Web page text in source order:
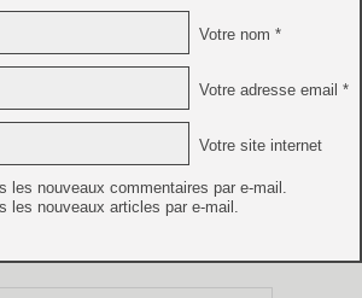
Votre nom *
Votre adresse email *
Votre site internet
les nouveaux commentaires par e-mail.
les nouveaux articles par e-mail.